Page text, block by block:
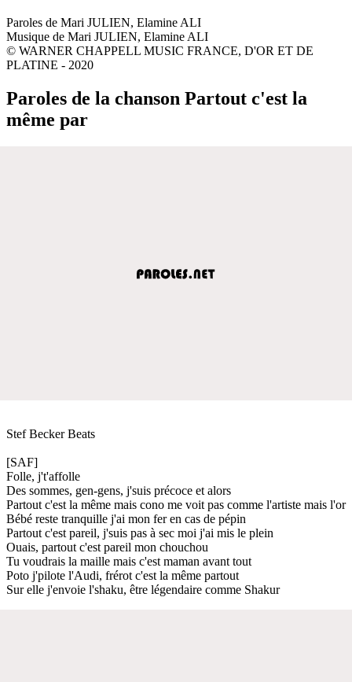
Paroles de Mari JULIEN, Elamine ALI
Musique de Mari JULIEN, Elamine ALI
© WARNER CHAPPELL MUSIC FRANCE, D'OR ET DE
PLATINE - 2020
Paroles de la chanson Partout c'est la
même par
Stef Becker Beats
[SAF]
Folle, j't'affolle
Des sommes, gen-gens, j'suis précoce et alors
Partout c'est la même mais cono me voit pas comme l'artiste mais l'or
Bébé reste tranquille j'ai mon fer en cas de pépin
Partout c'est pareil, j'suis pas à sec moi j'ai mis le plein
Ouais, partout c'est pareil mon chouchou
Tu voudrais la maille mais c'est maman avant tout
Poto j'pilote l'Audi, frérot c'est la même partout
Sur elle j'envoie l'shaku, être légendaire comme Shakur